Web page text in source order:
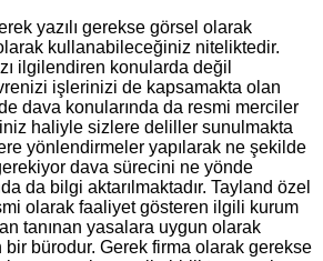
yazılı gerekse görsel olarak
kullanabileceğiniz niteliktedir.
ilgilendiren konularda değil
işlerinizi de kapsamakta olan
dava konularında da resmi merciler
haliyle sizlere deliller sunulmakta
yönlendirmeler yapılarak ne şekilde
dava sürecini ne yönde
da bilgi aktarılmaktadır. Tayland özel
olarak faaliyet gösteren ilgili kurum
tanınan yasalara uygun olarak
bir bürodur. Gerek firma olarak gerekse